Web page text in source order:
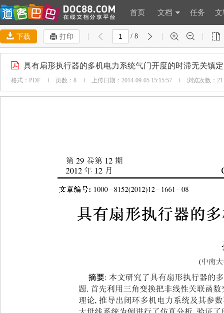
首页 文档 任务 文
 下载  打印  / 8    
 具有扇形执行器的多机电力系统气门开度的时滞无关镇定
格式：PDF  页数：8  上传日期：2014-09-05 15:15:57  浏览次数：21